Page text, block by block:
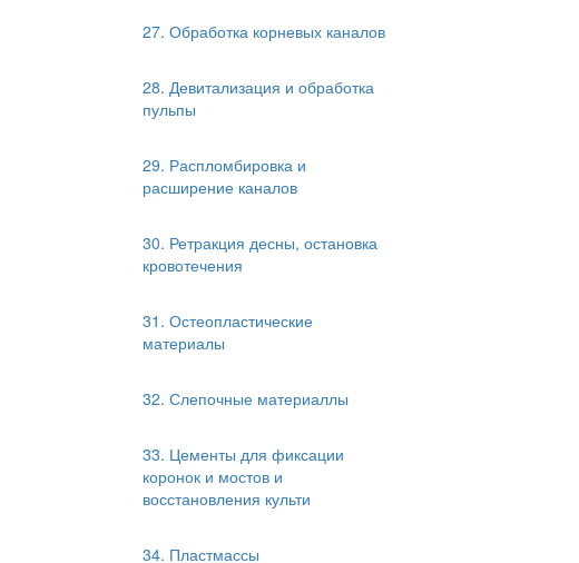
27. Обработка корневых каналов
28. Девитализация и обработка
пульпы
29. Распломбировка и
расширение каналов
30. Ретракция десны, остановка
кровотечения
31. Остеопластические
материалы
32. Слепочные материаллы
33. Цементы для фиксации
коронок и мостов и
восстановления культи
34. Пластмассы